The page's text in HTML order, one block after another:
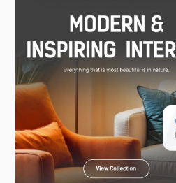
WooCommerce
Laravel